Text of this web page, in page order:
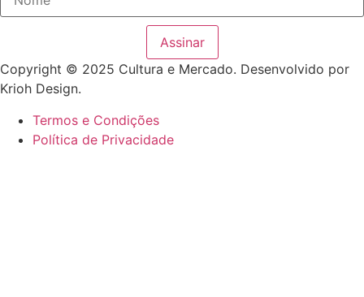
Assinar
Copyright © 2025 Cultura e Mercado. Desenvolvido por
Krioh Design.
Termos e Condições
Política de Privacidade